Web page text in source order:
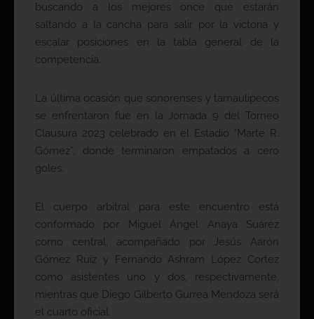
buscando a los mejores once que estarán
saltando a la cancha para salir por la victoria y
escalar posiciones en la tabla general de la
competencia.
La última ocasión que sonorenses y tamaulipecos
se enfrentaron fue en la Jornada 9 del Torneo
Clausura 2023 celebrado en el Estadio “Marte R.
Gómez”, donde terminaron empatados a cero
goles.
El cuerpo arbitral para este encuentro está
conformado por Miguel Ángel Anaya Suárez
como central, acompañado por Jesús Aarón
Gómez Ruíz y Fernando Ashram López Cortez
como asistentes uno y dos, respectivamente,
mientras que Diego Gilberto Gurrea Mendoza será
el cuarto oficial.